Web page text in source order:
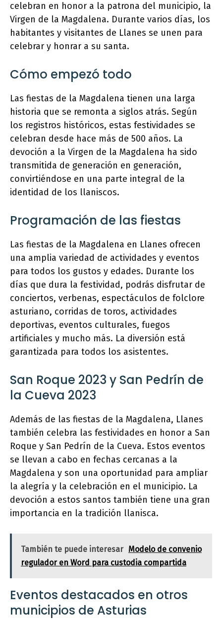
celebran en honor a la patrona del municipio, la
Virgen de la Magdalena. Durante varios días, los
habitantes y visitantes de Llanes se unen para
celebrar y honrar a su santa.
Cómo empezó todo
Las fiestas de la Magdalena tienen una larga
historia que se remonta a siglos atrás. Según
los registros históricos, estas festividades se
celebran desde hace más de 500 años. La
devoción a la Virgen de la Magdalena ha sido
transmitida de generación en generación,
convirtiéndose en una parte integral de la
identidad de los llaniscos.
Programación de las fiestas
Las fiestas de la Magdalena en Llanes ofrecen
una amplia variedad de actividades y eventos
para todos los gustos y edades. Durante los
días que dura la festividad, podrás disfrutar de
conciertos, verbenas, espectáculos de folclore
asturiano, corridas de toros, actividades
deportivas, eventos culturales, fuegos
artificiales y mucho más. La diversión está
garantizada para todos los asistentes.
San Roque 2023 y San Pedrín de
la Cueva 2023
Además de las fiestas de la Magdalena, Llanes
también celebra las festividades en honor a San
Roque y San Pedrín de la Cueva. Estos eventos
se llevan a cabo en fechas cercanas a la
Magdalena y son una oportunidad para ampliar
la alegría y la celebración en el municipio. La
devoción a estos santos también tiene una gran
importancia en la tradición llanisca.
También te puede interesar Modelo de convenio
regulador en Word para custodia compartida
Eventos destacados en otros
municipios de Asturias